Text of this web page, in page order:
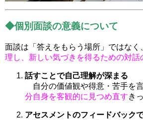
◆個別面談の意義について
面談は「答えをもらう場所」ではなく
理し、新しい気づきを得るための対話
話すことで自己理解が深まる
自分の価値観や得意・苦手を言
分自身を客観的に見つめ直すき
アセスメントのフィードバック